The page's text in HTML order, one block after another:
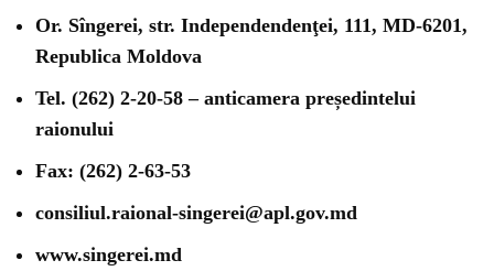
Or. Sîngerei, str. Independendenţei, 111, MD-6201,
Republica Moldova
Tel. (262) 2-20-58 – anticamera președintelui
raionului
Fax: (262) 2-63-53
consiliul.raional-singerei@apl.gov.md
www.singerei.md